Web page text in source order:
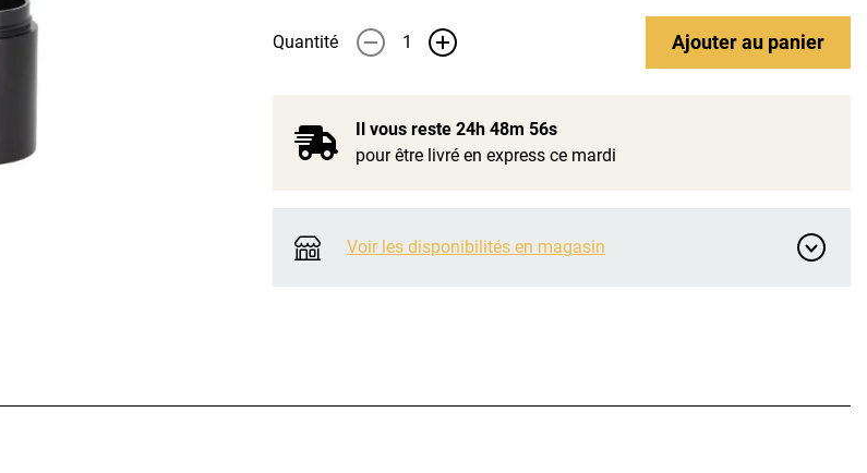
Quantité - + Ajouterau panier
Il vous reste 24h 48m 55s
pour être livré en express ce mardi
Voir les disponibilités en magasin